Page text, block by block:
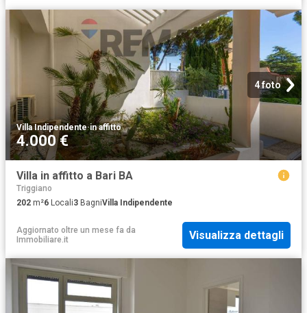
4 foto
Villa Indipendente·in affitto
4.000 €
Villa in affitto a Bari BA
Triggiano
202 m²6 Locali3 BagniVilla Indipendente
Aggiornato oltre un mese fa da
Immobiliare.it
Visualizza dettagli